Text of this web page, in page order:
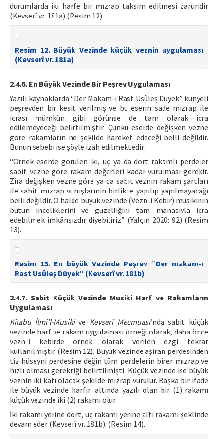
durumlarda iki harfe bir mızrap taksim edilmesi zaruridir
(Kevserî vr. 181a) (Resim 12).
Resim 12. Büyük Vezinde küçük veznin uygulaması
(Kevserî vr. 181a)
2.4.6. En Büyük Vezinde Bir Peşrev Uygulaması
Yazılı kaynaklarda “Der Makam-ı Rast Usûleş Düyek” künyeli
peşrevden bir kesit verilmiş ve bu eserin sade mızrap ile
icrası mümkün gibi görünse de tam olarak icra
edilemeyeceği belirtilmiştir. Çünkü eserde değişken vezne
göre rakamların ne şekilde hareket edeceği belli değildir.
Bunun sebebi ise şöyle izah edilmektedir:
“Örnek eserde görülen iki, üç ya da dört rakamlı perdeler
sabit vezne göre rakam değerleri kadar vurulması gerekir.
Zira değişken vezne göre ya da sabit veznin rakam şartları
ile sabit mızrap vuruşlarının birlikte yapılıp yapılmayacağı
belli değildir. O halde büyük vezinde (Vezn-i Kebir) musikinin
bütün inceliklerini ve güzelliğini tam manasıyla icra
edebilmek imkânsızdır diyebiliriz” (Yalçın 2020: 92) (Resim
13).
Resim 13. En büyük Vezinde Peşrev “Der makam-ı
Rast Usûleş Düyek” (Kevserî vr. 181b)
2.4.7. Sabit Küçük Vezinde Musiki Harf ve Rakamların
Uygulaması
Kitabu İlmi’l-Musikive Kevserî Mecmuası’nda sabit küçük
vezinde harf ve rakam uygulaması örneği olarak, daha önce
vezn-i kebirde örnek olarak verilen ezgi tekrar
kullanılmıştır (Resim 12). Büyük vezinde aşiran perdesinden
tiz hüseyni perdesine değin tüm perdelerin birer mızrap ve
hızlı olması gerektiği belirtilmişti. Küçük vezinde ise büyük
veznin iki katı olacak şekilde mızrap vurulur. Başka bir ifade
ile büyük vezinde harfin altında yazılı olan bir (1) rakamı
küçük vezinde iki (2) rakamı olur.
İki rakamı yerine dört, üç rakamı yerine altı rakamı şeklinde
devam eder (Kevserî vr. 181b). (Resim 14).